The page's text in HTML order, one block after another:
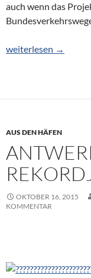
auch wenn das
Möglichkeiten zur
weiterlesen →
AUS DEN HÄFEN
OKTOBER 16, 2015
KOMMENTAR